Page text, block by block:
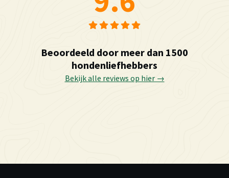
Beoordeeld door meer dan 1500
hondenliefhebbers
Bekijk alle reviews op hier →